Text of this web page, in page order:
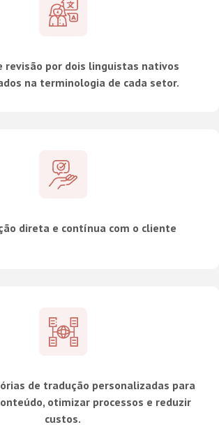
revisão por dois linguistas nativos
na terminologia de cada setor.
direta e contínua com o cliente
de tradução personalizadas para
otimizar processos e reduzir
custos.